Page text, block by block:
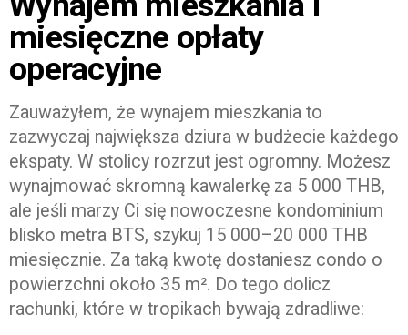
miesięczne opłaty
operacyjne
Zauważyłem, że wynajem mieszkania to
zazwyczaj największa dziura w budżecie każdego
ekspaty. W stolicy rozrzut jest ogromny. Możesz
wynajmować skromną kawalerkę za 5 000 THB,
ale jeśli marzy Ci się nowoczesne kondominium
blisko metra BTS, szykuj 15 000–20 000 THB
miesięcznie. Za taką kwotę dostaniesz condo o
powierzchni około 35 m². Do tego dolicz
rachunki, które w tropikach bywają zdradliwe: